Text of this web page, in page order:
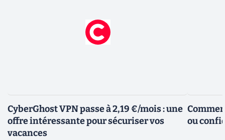
CyberGhost VPN passe à 2,19 €/mois : une
offre intéressante pour sécuriser vos
vacances
ou